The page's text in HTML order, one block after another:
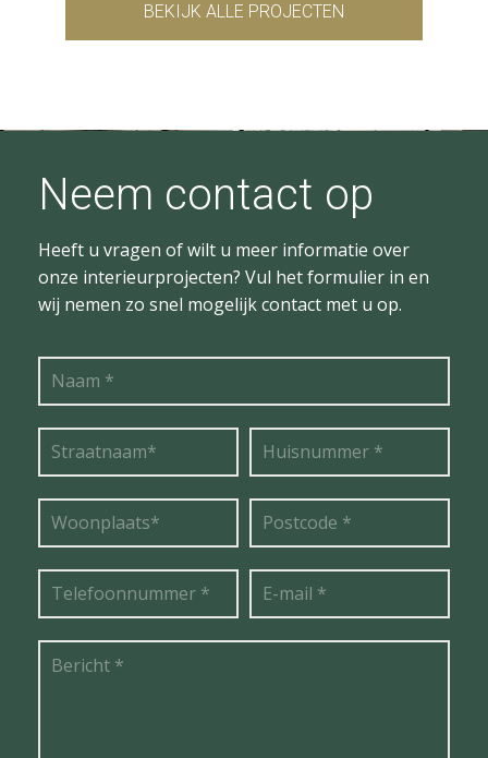
BEKIJK ALLE PROJECTEN
Neem contact op
Heeft u vragen of wilt u meer informatie over
onze interieurprojecten? Vul het formulier in en
wij nemen zo snel mogelijk contact met u op.